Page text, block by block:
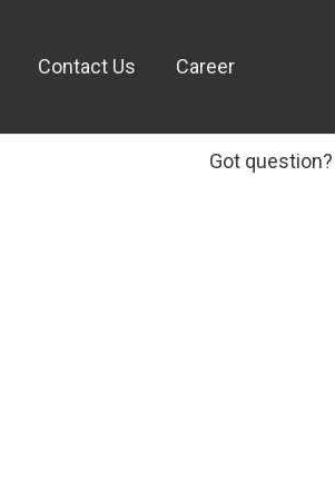
Contact Us Career
Got